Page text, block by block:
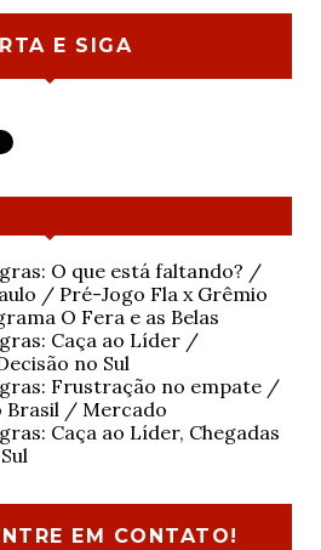
E SIGA
O que está faltando? /
/ Pré-Jogo Fla x Grêmio
O Fera e as Belas
Caça ao Líder /
no Sul
Frustração no empate /
Brasil / Mercado
Caça ao Líder, Chegadas
EM CONTATO!